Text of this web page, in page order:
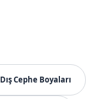
Dış Cephe Boyaları